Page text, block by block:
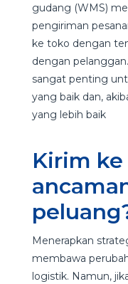
gudang (WMS)
pengiriman
ke toko dengan
dengan
sangat penting
yang baik dan,
yang lebih baik
Kirim ke
Menerapkan
membawa
logistik. Namun,